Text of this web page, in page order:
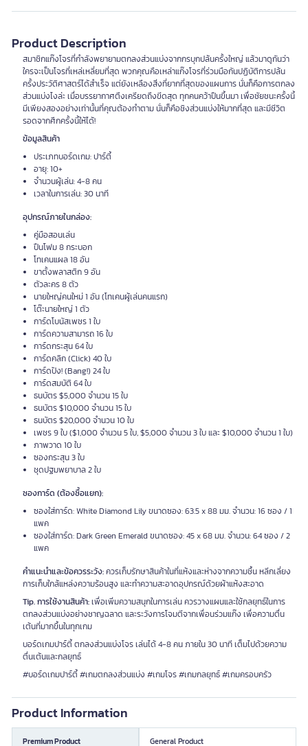
Product Description
สมาชิกแก๊งโจรที่กำลังพยายามตกลงส่วนแบ่งจากกรบุกปล้นครั้งใหญ่ แล้วมาดูกันว่า
ใครจะเป็นโจรที่เหล่เหลี่ยมที่สุด พวกคุณคือเหล่าแก๊งโจรที่ร่วมมือกันปฏิบัติการปล้น
ครั้งประวัติศาสตร์ได้สำเร็จ แต่ยังเหลืองสิ่งที่ยากที่สุดของแผนการ นั่นก็คือการตกลง
ส่วนแบ่งไงล่ะ เมื่อบรรยากาศตึงเครียดถึงขีดสุด ทุกคนคว้าปืนขึ้นมา เพื่อชัยชนะครั้งนี้
มีเพียงสองอย่างเท่านั้นที่คุณต้องทำตาม นั่นก็คือชิงส่วนแบ่งให้มากที่สุด และมีชีวิต
รอดจากศึกครั้งนี้ให้ได้!
ข้อมูลสินค้า
ประเภทบอร์ดเกม: ปาร์ตี้
อายุ: 10+
จำนวนผู้เล่น: 4-8 คน
เวลาในการเล่น: 30 นาที
อุปกรณ์ภายในกล่อง:
คู่มือสอนเล่น
ปืนโฟม 8 กระบอก
โทเคนแผล 18 อัน
ขาตั้งพลาสติก 9 อัน
ตัวละคร 8 ตัว
นายใหญ่คนใหม่ 1 อัน (โทเคนผู้เล่นคนแรก)
โต๊ะนายใหญ่ 1 ตัว
การ์ดโบนัสเพชร 1 ใบ
การ์ดความสามารถ 16 ใบ
การ์ดกระสุน 64 ใบ
การ์ดคลิก (Click) 40 ใบ
การ์ดปัง! (Bang!) 24 ใบ
การ์ดสมบัติ 64 ใบ
ธนบัตร $5,000 จำนวน 15 ใบ
ธนบัตร $10,000 จำนวน 15 ใบ
ธนบัตร $20,000 จำนวน 10 ใบ
เพชร 9 ใบ ($1,000 จำนวน 5 ใบ, $5,000 จำนวน 3 ใบ และ $10,000 จำนวน 1 ใบ)
ภาพวาด 10 ใบ
ซองกระสุน 3 ใบ
ชุดปฐมพยาบาล 2 ใบ
ซองการ์ด (ต้องซื้อแยก):
ซองใส่การ์ด: White Diamond Lily ขนาดซอง: 63.5 x 88 มม. จำนวน: 16 ซอง / 1
แพค
ซองใส่การ์ด: Dark Green Emerald ขนาดซอง: 45 x 68 มม. จำนวน: 64 ซอง / 2
แพค
คำแนะนำและข้อควรระวัง:ควรเก็บรักษาสินค้าในที่แห้งและห่างจากความชื้น หลีกเลี่ยง
การเก็บใกล้แหล่งความร้อนสูง และทำความสะอาดอุปกรณ์ด้วยผ้าแห้งสะอาด
Tip. การใช้งานสินค้า:เพื่อเพิ่มความสนุกในการเล่น ควรวางแผนและใช้กลยุทธ์ในการ
ตกลงส่วนแบ่งอย่างชาญฉลาด และระวังการโจมตีจากเพื่อนร่วมแก๊ง เพื่อความตื่น
เต้นที่มากขึ้นในทุกเกม
บอร์ดเกมปาร์ตี้ ตกลงส่วนแบ่งโจร เล่นได้ 4-8 คน ภายใน 30 นาที เต็มไปด้วยความ
ตื่นเต้นและกลยุทธ์
#บอร์ดเกมปาร์ตี้ #เกมตกลงส่วนแบ่ง #เกมโจร #เกมกลยุทธ์ #เกมครอบครัว
Product Information
Premium Product General Product